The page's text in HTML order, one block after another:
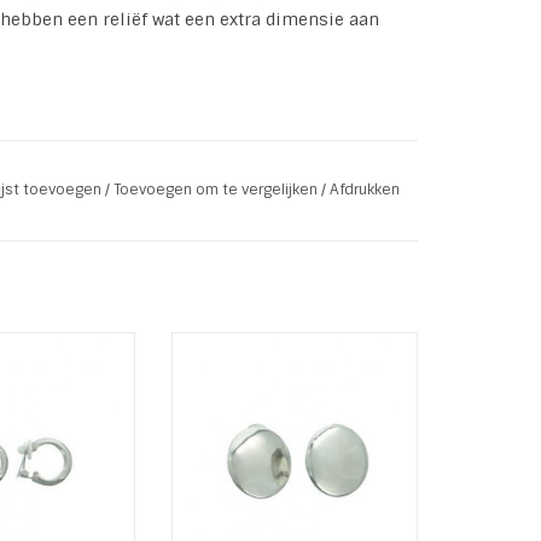
een reliëf wat een extra dimensie aan
toevoegen /Toevoegen om te vergelijken /Afdrukken